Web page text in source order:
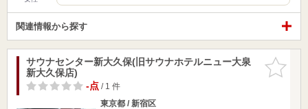
関連情報から探す
お気に入
りに追加
サウナセンター新大久保(旧サウナホテルニュー大泉
新大久保店)
-点/ 1 件
東京都 / 新宿区